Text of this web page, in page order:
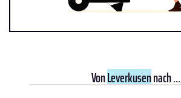
VonLeverkusennach ...